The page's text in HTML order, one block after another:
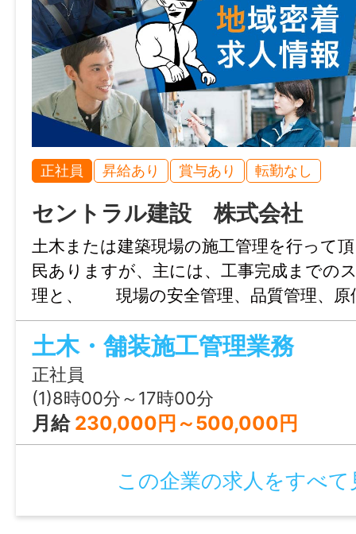
・試用期間：3ヶ月
・試用期間中の労働条件：月給215,100～
場・調整手当の支給なし）※他同条件
・雇用期間の定め：なし
・定年制：あり（65歳）
・再雇用制度：あり（70歳）
・固定残業代制：なし
情報公開日
2026/05/01 23:59
正社員 昇給あり 賞与あり 転勤なし
セントラル建設 株式会社
土木または建築現場の施工管理を行っ
民ありますが、主には、工事完成までの
理と、 現場の安全管理、品質管理、原
トータルを行い ます 変更範囲：
場
土木・舗装施工管理業務
正社員
(1)8時00分～17時00分
月給 230,000円～500,000円
この企業の求人をすべて